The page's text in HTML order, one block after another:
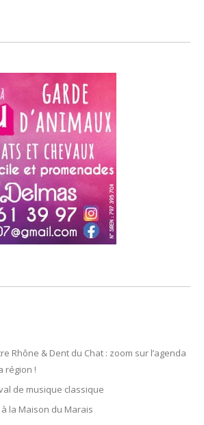
Rhône & Dent du Chat : zoom sur l’agenda
région !
de musique classique
la Maison du Marais